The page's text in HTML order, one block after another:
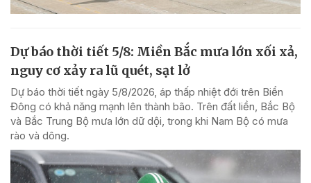
Dự báo thời tiết 5/8: Miền Bắc mưa lớn xối xả,
nguy cơ xảy ra lũ quét, sạt lở
Dự báo thời tiết ngày 5/8/2026, áp thấp nhiệt đới trên Biển
Đông có khả năng mạnh lên thành bão. Trên đất liền, Bắc Bộ
và Bắc Trung Bộ mưa lớn dữ dội, trong khi Nam Bộ có mưa
rào và dông.